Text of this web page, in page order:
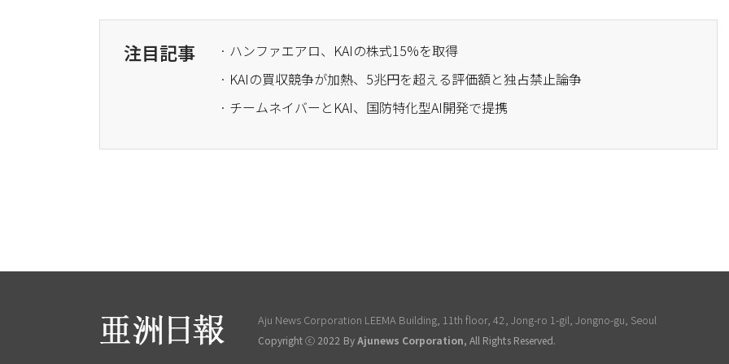
注目記事
· ハンファエアロ、KAIの株式15%を取得
· KAIの買収競争が加熱、5兆円を超える評価額と独占禁止論争
· チームネイバーとKAI、国防特化型AI開発で提携
Aju News Corporation LEEMA Building, 11th floor, 42, Jong-ro 1-gil, Jongno-gu, Seoul
Copyright ⓒ 2022 ByAjunews Corporation, All Rights Reserved.